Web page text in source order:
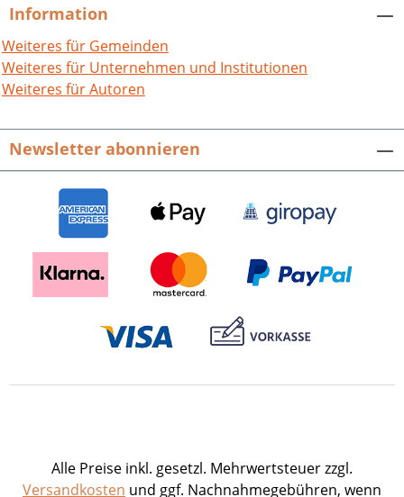
wie die Nennung von über 10.000 Paten.
Eine detaillierte Frauenliste hilft bei der
Suche, wenn nur der Geburtsname der
Mutter bekannt ist, und auch ein
Namensverzeichnis leisten wertvolle
Hilfestellungen. Hrsg. vom Stadtarchiv
Wiesloch.Zwei Bände mit jeweils 800 S.,
fester Einband.ISBN 978-3-89735-733-4.
Euro 67,80 Ergänzungstext zum
Orteverzeichnis als pdf-Datei zum
Download Presseinformation als pdf-
Datei zum Download Buch-Cover als tif-
Information
Weiteres für Gemeinden
Weiteres für Unternehmen und Institutionen
Weiteres für Autoren
Newsletter abonnieren
Alle Preise inkl. gesetzl. Mehrwertsteuer zzgl.
Versandkosten und ggf. Nachnahmegebühren, wenn